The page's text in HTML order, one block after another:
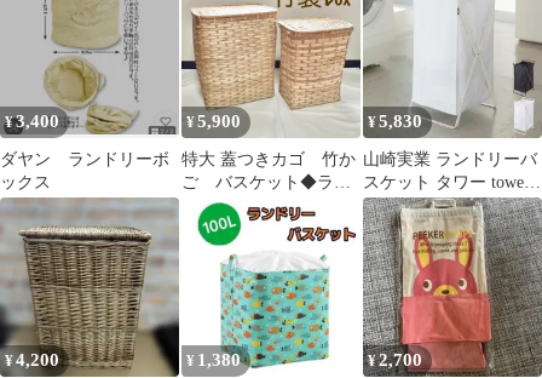
クス ダストボックス ゴ
ミ箱 ごみ箱 おもちゃ箱
マルチボックス ランド
リーボックス アメリカ
ン シンプル レトロ 片
付け リビング オフィス
¥3,400
ダヤン ランドリーボ
ックス
¥5,900
特大 蓋つきカゴ 竹か
ご バスケット◆ラン
ドリー ボックス ラ
ック ナチュラル
¥5,830
山崎実業 ランドリーバ
スケット タワー tower
ランドリーワゴン 折り
たたみ おしゃれ スリム
ランドリー収納 ランド
リーボックス サニタリ
ー収納 洗濯かご 洗濯物
かご 洗濯物入れ 北欧
インテリア雑貨 ホワイ
ト タワーシリーズ
¥4,200 ¥ 1,380 ¥2,700